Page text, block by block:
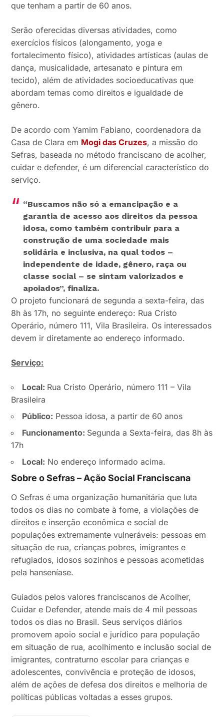
que tenham a partir de 60 anos.
Serão oferecidas diversas atividades, como
exercícios físicos (alongamento, yoga e
fortalecimento físico), atividades artísticas (aulas de
dança, musicalidade, artesanato e pintura em
tecido), além de atividades socioeducativas que
abordam temas como direitos e igualdade de
gênero.
De acordo com Yamim Fabiano, coordenadora da
Casa de Clara em Mogi das Cruzes, a missão do
Sefras, baseada no método franciscano de acolher,
cuidar e defender, é um diferencial característico do
serviço.
“Buscamos não só a emancipação e a
garantia de acesso aos direitos da pessoa
idosa, como também contribuir para a
construção de uma sociedade mais
solidária e inclusiva, na qual todos –
independente de idade, gênero, raça ou
classe social – se sintam valorizados e
apoiados”, finaliza.
O projeto funcionará de segunda a sexta-feira, das
8h às 17h, no seguinte endereço: Rua Cristo
Operário, número 111, Vila Brasileira. Os interessados
devem ir diretamente ao endereço informado.
Serviço:
Local: Rua Cristo Operário, número 111 – Vila
Brasileira
Público: Pessoa idosa, a partir de 60 anos
Funcionamento: Segunda a Sexta-feira, das 8h às
17h
Local: No endereço informado acima.
Sobre o Sefras – Ação Social Franciscana
O Sefras é uma organização humanitária que luta
todos os dias no combate à fome, a violações de
direitos e inserção econômica e social de
populações extremamente vulneráveis: pessoas em
situação de rua, crianças pobres, imigrantes e
refugiados, idosos sozinhos e pessoas acometidas
pela hanseníase.
Guiados pelos valores franciscanos de Acolher,
Cuidar e Defender, atende mais de 4 mil pessoas
todos os dias no Brasil. Seus serviços diários
promovem apoio social e jurídico para população
em situação de rua, acolhimento e inclusão social de
imigrantes, contraturno escolar para crianças e
adolescentes, convivência e proteção de idosos,
além de ações de defesa dos direitos e melhoria de
políticas públicas voltadas a esses grupos.